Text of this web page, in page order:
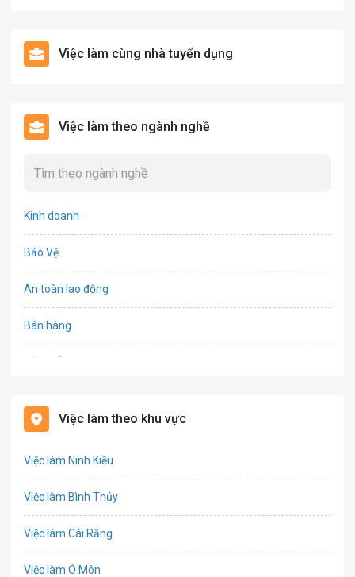
Việc làm cùng nhà tuyển dụng
Việc làm theo ngành nghề
Kinh doanh
Bảo Vệ
An toàn lao động
Bán hàng
Biên phiên dịch
Việc làm theo khu vực
Việc làm Ninh Kiều
Việc làm Bình Thủy
Việc làm Cái Răng
Việc làm Ô Môn